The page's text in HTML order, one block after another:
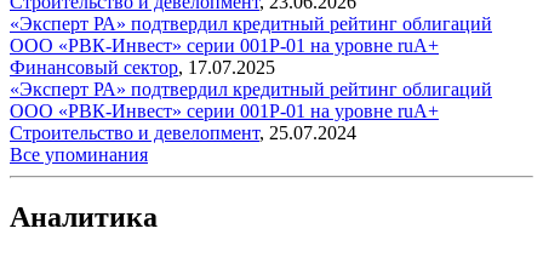
«Эксперт РА» подтвердил кредитный рейтинг облигаций
ООО «РВК-Инвест» серии 001Р-01 на уровне ruA+
Финансовый сектор, 17.07.2025
«Эксперт РА» подтвердил кредитный рейтинг облигаций
ООО «РВК-Инвест» серии 001Р-01 на уровне ruA+
Строительство и девелопмент, 25.07.2024
Все упоминания
Аналитика